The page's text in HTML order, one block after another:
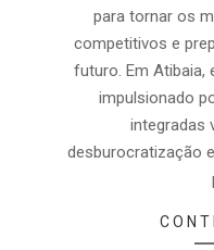
para tornar os
competitivos e
futuro. Em Atibaia,
impulsionado
integradas
desburocratização